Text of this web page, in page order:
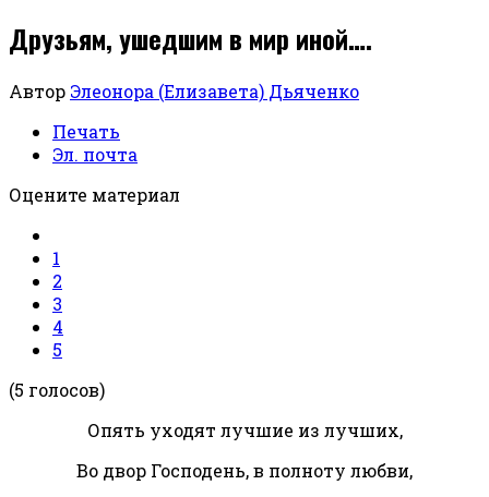
Друзьям, ушедшим в мир иной….
Автор Элеонора (Елизавета) Дьяченко
Печать
Эл. почта
Оцените материал
1
2
3
4
5
(5 голосов)
Опять уходят лучшие из лучших,
Во двор Господень, в полноту любви,